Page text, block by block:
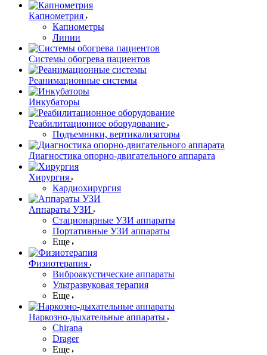
Капнометрия
Капнометры
Линии
Системы обогрева пациентов
Реанимационные системы
Инкубаторы
Реабилитационное оборудование
Подъемники, вертикализаторы
Диагностика опорно-двигательного аппарата
Хирургия
Кардиохирургия
Аппараты УЗИ
Стационарные УЗИ аппараты
Портативные УЗИ аппараты
Еще
Физиотерапия
Виброакустические аппараты
Ультразвуковая терапия
Еще
Наркозно-дыхательные аппараты
Chirana
Drager
Еще